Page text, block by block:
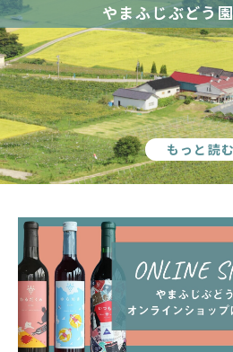
やまふじぶどう
もっと読む